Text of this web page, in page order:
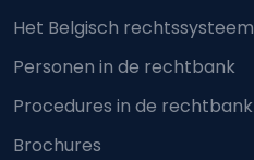
Het Belgisch rechtssysteem
Personen in de rechtbank
Procedures in de rechtbank
Brochures